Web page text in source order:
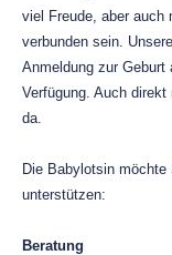
viel Freude, aber auch
verbunden sein.
Anmeldung zur Geburt
Verfügung. Auch
da.
Die Babylotsin
unterstützen:
Beratung